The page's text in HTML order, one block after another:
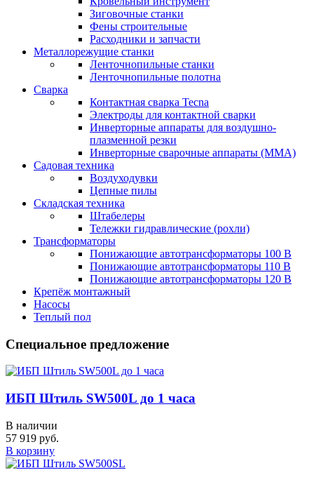
Зиговочные станки
Фены строительные
Расходники и запчасти
Металлорежущие станки
Ленточнопильные станки
Ленточнопильные полотна
Сварка
Контактная сварка Tecna
Электроды для контактной сварки
Инверторные аппараты для воздушно-
плазменной резки
Инверторные сварочные аппараты (ММА)
Садовая техника
Воздуходувки
Цепные пилы
Складская техника
Штабелеры
Тележки гидравлические (рохли)
Трансформаторы
Понижающие автотрансформаторы 100 В
Понижающие автотрансформаторы 110 В
Понижающие автотрансформаторы 120 В
Крепёж монтажный
Насосы
Теплый пол
Специальное предложение
ИБП Штиль SW500L до 1 часа
В наличии
57 919 руб.
В корзину